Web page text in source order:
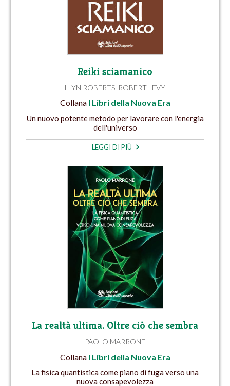
Reiki sciamanico
LLYN ROBERTS ROBERT LEVY
Collana I Libri della Nuova Era
Un nuovo potente metodo per lavorare con l'energia
dell'universo
LEGGI DI PIÙ
La realtà ultima. Oltre ciò che sembra
PAOLO MARRONE
Collana I Libri della Nuova Era
La fisica quantistica come piano di fuga verso una
nuova consapevolezza